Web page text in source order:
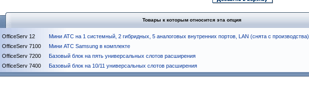
Товары к которым относится эта опция
OfficeServ 12 Мини АТС на 1 системный, 2 гибридных, 5 аналоговых внутренних портов, LAN (снята с производства)
OfficeServ 7100
Мини АТС Samsung в комплекте
OfficeServ 7200
Базовый блок на пять универсальных слотов расширения
OfficeServ 7400
Базовый блок на 10/11 универсальных слотов расширения